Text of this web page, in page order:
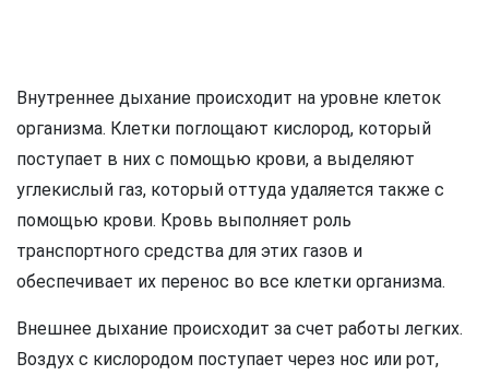
Внутреннее дыхание происходит на уровне клеток
организма. Клетки поглощают кислород, который
поступает в них с помощью крови, а выделяют
углекислый газ, который оттуда удаляется также с
помощью крови. Кровь выполняет роль
транспортного средства для этих газов и
обеспечивает их перенос во все клетки организма.
Внешнее дыхание происходит за счет работы легких.
Воздух с кислородом поступает через нос или рот,